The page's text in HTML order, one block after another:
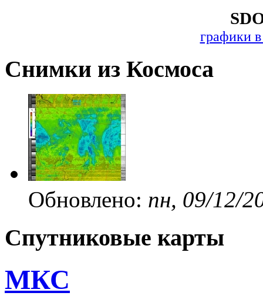
графики
Снимки из Космоса
Обновлено: пн, 09/12/
Спутниковые карты
МКС